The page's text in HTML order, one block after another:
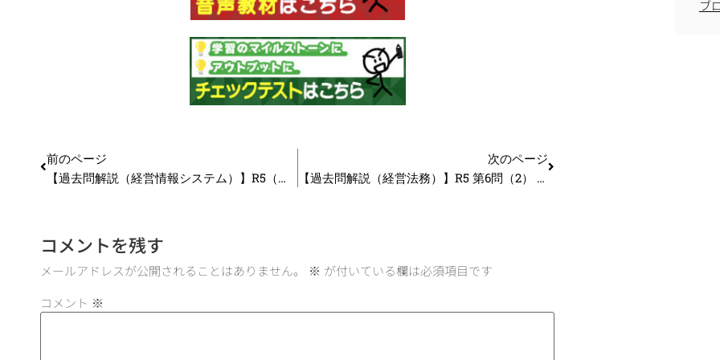
前のページ
【過去問解説（経営情報システム）】R5（再試） 第16問 EVM
次のページ
【過去問解説（経営法務）】R5 第6問（2） 組織再編
コメントを残す
メールアドレスが公開されることはありません。 ※ が付いている欄は必須項目です
コメント ※
ブ